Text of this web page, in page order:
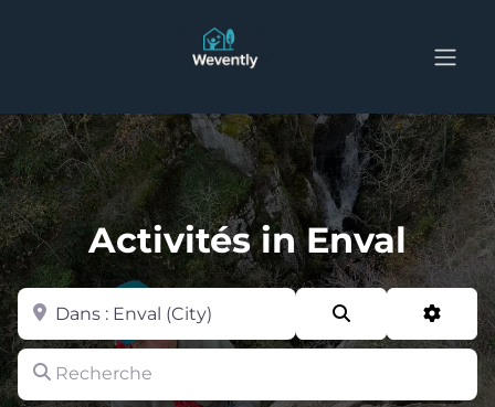
Activités in Enval
Recherche
Zone